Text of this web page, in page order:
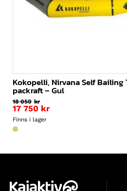
Kokopelli, Nirvana Self Bailing
packraft – Gul
18 050 kr
Det
ursprungliga
priset
var:
17 750 kr
Det
nuvarande
priset
Finns i lager